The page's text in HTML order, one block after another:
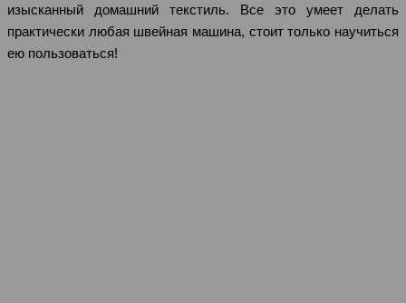
изысканный домашний текстиль. Все это умеет делать
практически любая швейная машина, стоит только научиться
ею пользоваться!